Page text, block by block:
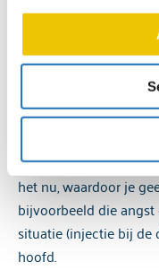
weigeren. Dit
onze website kunt
Je kunt je
zwevende knop die
Voor een uitgebreide
onscookiebeleid
Een uitgebreide
persoonsgegevens,
klein dat je de tijd
doen. Toch is het
over jouw aandacht
Aandacht
Dat kan door je
het nu, waardoor je
bijvoorbeeld die
situatie (injectie bij de
hoofd.